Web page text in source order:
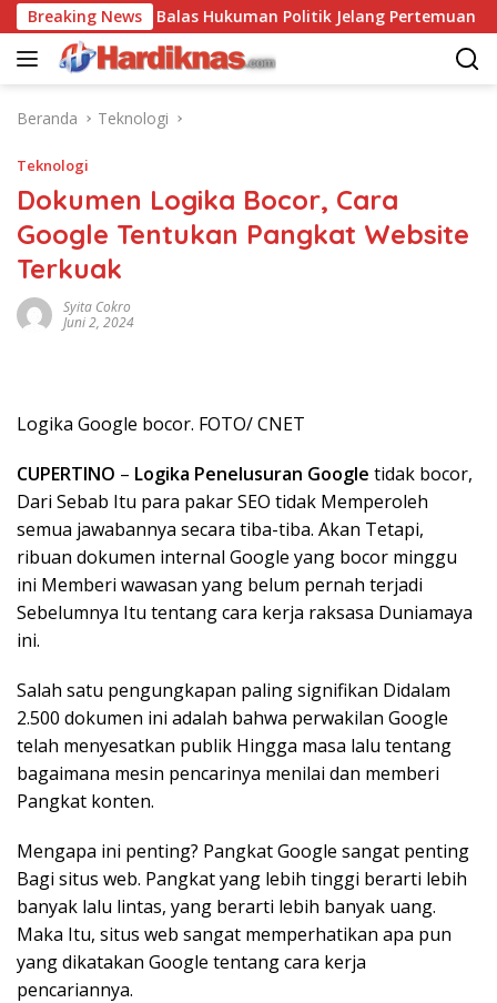
Langsung
ke
konten
Breaking News
Saling Balas Hukuman Politik Jelang Pertemuan Trump
Beranda Teknologi
Teknologi
Dokumen Logika Bocor, Cara
Google Tentukan Pangkat Website
Terkuak
Syita Cokro
Juni 2, 2024
Logika Google bocor. FOTO/ CNET
CUPERTINO – Logika Penelusuran Google tidak bocor,
Dari Sebab Itu para pakar SEO tidak Memperoleh
semua jawabannya secara tiba-tiba. Akan Tetapi,
ribuan dokumen internal Google yang bocor minggu
ini Memberi wawasan yang belum pernah terjadi
Sebelumnya Itu tentang cara kerja raksasa Duniamaya
ini.
Salah satu pengungkapan paling signifikan Didalam
2.500 dokumen ini adalah bahwa perwakilan Google
telah menyesatkan publik Hingga masa lalu tentang
bagaimana mesin pencarinya menilai dan memberi
Pangkat konten.
Mengapa ini penting? Pangkat Google sangat penting
Bagi situs web. Pangkat yang lebih tinggi berarti lebih
banyak lalu lintas, yang berarti lebih banyak uang.
Maka Itu, situs web sangat memperhatikan apa pun
yang dikatakan Google tentang cara kerja
pencariannya.